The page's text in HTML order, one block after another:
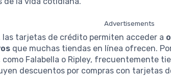
Advertisements
las tarjetas de crédito permiten acceder a
que muchas tiendas en línea ofrecen.
como Falabella o Ripley, frecuentemente
descuentos por compras con tarjetas